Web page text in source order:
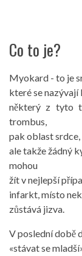
Co to je?
Myokard - to je
které se nazývají
některý z tyto
trombus,
pak oblast
ale takže žádný
mohou
žít v nejlepší
infarkt, místo
zůstává jizva.
V poslední době
«stávat se